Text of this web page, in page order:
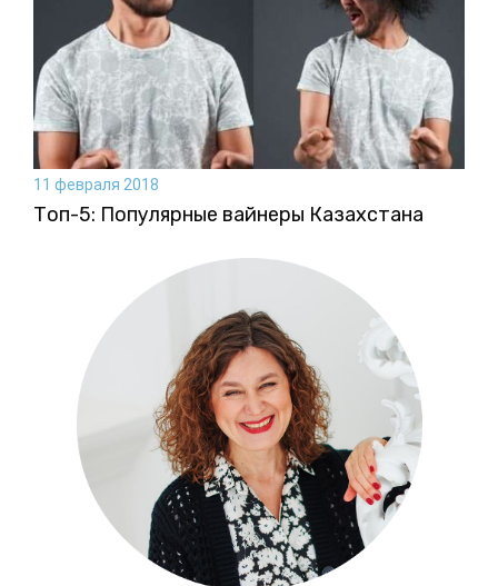
11 февраля 2018
Топ-5: Популярные вайнеры Казахстана